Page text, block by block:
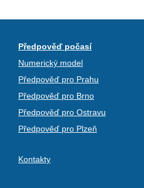
Předpověď počasí
Numerický model
Předpověď pro Prahu
Předpověď pro Brno
Předpověď pro Ostravu
Předpověď pro Plzeň
Kontakty